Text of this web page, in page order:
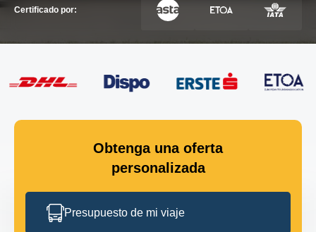
Certificado por:
Obtenga una oferta
personalizada
Presupuesto de mi viaje